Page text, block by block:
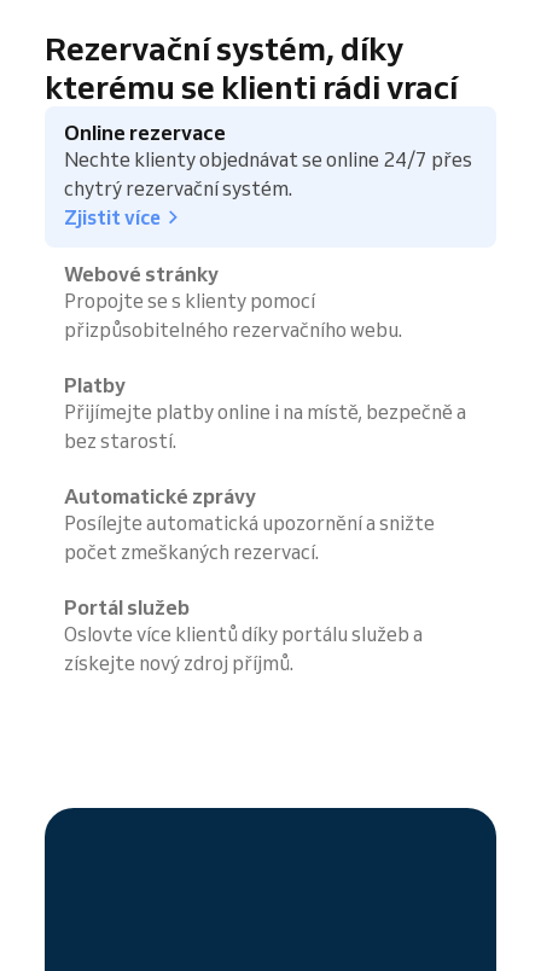
Rezervační systém, díky
kterému se klienti rádi vrací
Online rezervace
Nechte klienty objednávat se online 24/7 přes
chytrý rezervační systém.
Zjistit více
Webové stránky
Propojte se s klienty pomocí
přizpůsobitelného rezervačního webu.
Platby
Přijímejte platby online i na místě, bezpečně a
bez starostí.
Automatické zprávy
Posílejte automatická upozornění a snižte
počet zmeškaných rezervací.
Portál služeb
Oslovte více klientů díky portálu služeb a
získejte nový zdroj příjmů.